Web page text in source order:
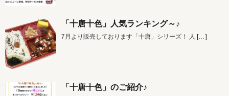
「十唐十色」人気ランキング～♪
7月より販売しております「十唐」シリーズ！ 人 […]
「十唐十色」のご紹介♪